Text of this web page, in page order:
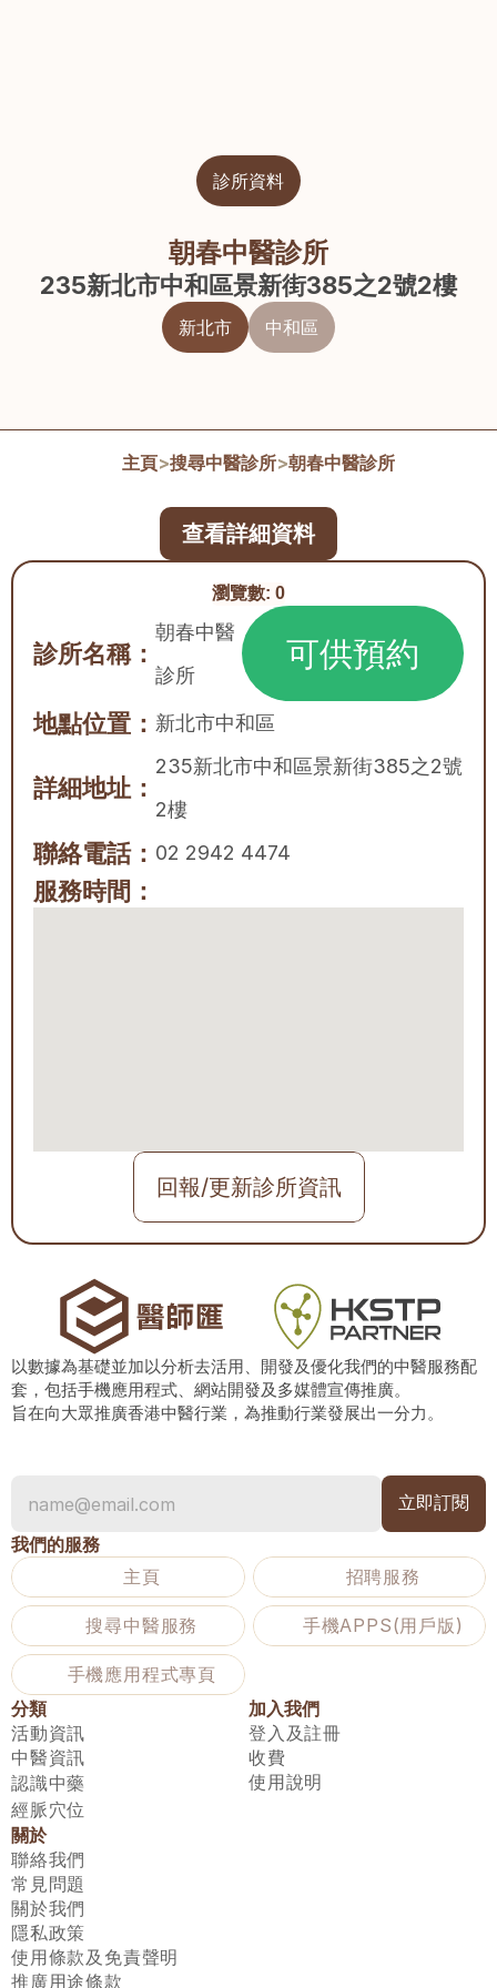
診所資料
朝春中醫診所
235新北市中和區景新街385之2號2樓
新北市 中和區
主頁>搜尋中醫診所>朝春中醫診所
瀏覽數: 0
診所名稱：
朝春中醫
診所
可供預約
地點位置： 新北市中和區
詳細地址：
235新北市中和區景新街385之2號
2樓
聯絡電話： 02 2942 4474
服務時間：
回報/更新診所資訊
查看詳細資料
以數據為基礎並加以分析去活用、開發及優化我們的中醫服務配
套，包括手機應用程式、網站開發及多媒體宣傳推廣。
旨在向大眾推廣香港中醫行業，為推動行業發展出一分力。
我們的服務
主頁
招聘服務
搜尋中醫服務 手機APPS(用戶版)
手機應用程式專頁
分類
活動資訊
中醫資訊
認識中藥
經脈穴位
加入我們
登入及註冊
收費
使用說明
關於
聯絡我們
常見問題
關於我們
隱私政策
使用條款及免責聲明
推廣用途條款